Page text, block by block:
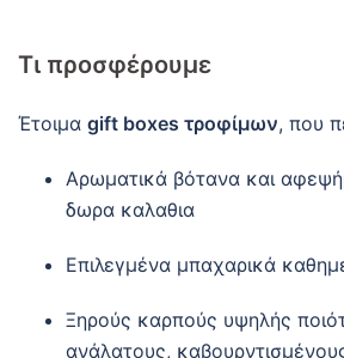
Τι προσφέρουμε
Έτοιμα gift boxes τροφίμων, που
Αρωματικά βότανα και
δωρα καλαθια
Επιλεγμένα μπαχαρικά
Ξηρούς καρπούς υψηλής
ανάλατους,